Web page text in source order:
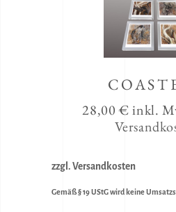
28,00€inkl.
zzgl. Versandkosten
Gemäß § 19 UStG wird keine